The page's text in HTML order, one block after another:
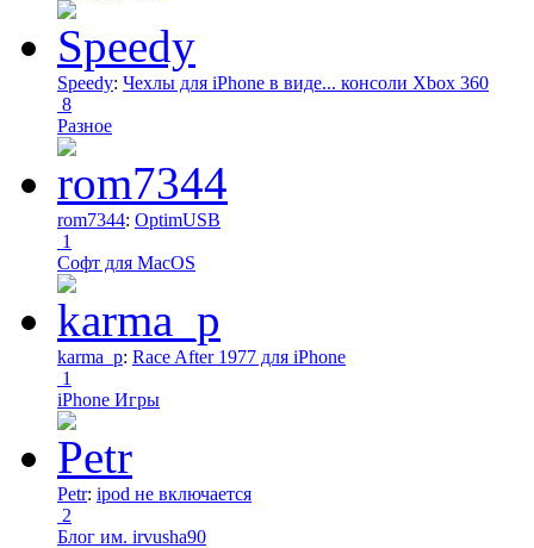
Speedy: Чехлы для iPhone в виде... консоли Xbox 360
8
Разное
rom7344: OptimUSB
1
Софт для MacOS
karma_p: Race After 1977 для iPhone
1
iPhone Игры
Petr: ipod не включается
2
Блог им. irvusha90